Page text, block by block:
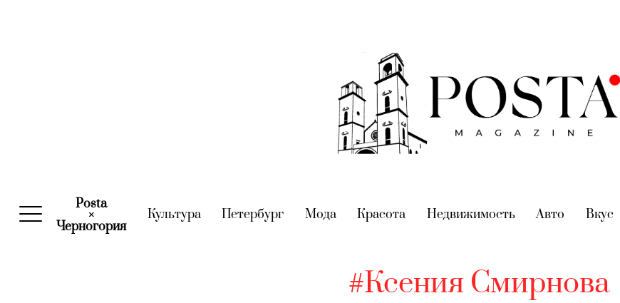
Posta
×
Черногория(current)
Культура(current)
Петербург (current)
Мода(current)
Красота (current)
Недвижимость(current)
Авто (current)
Вкус
#Ксения Смирнова